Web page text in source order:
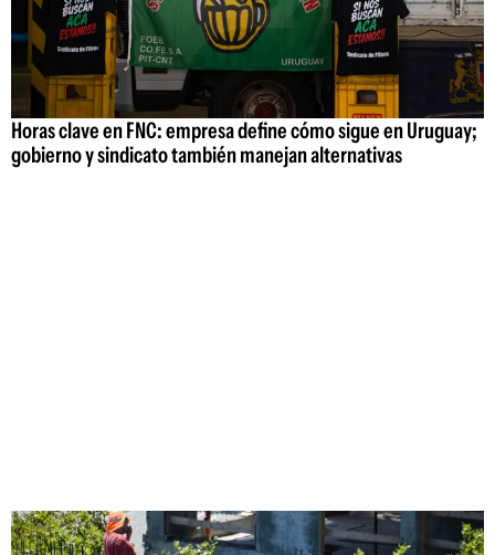
Horas clave en FNC: empresa define cómo sigue en Uruguay;
gobierno y sindicato también manejan alternativas